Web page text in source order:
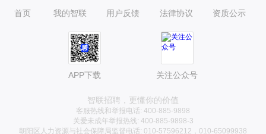
首页 我的智联 用户反馈 法律协议 资质公示
APP下载 关注公众号
智联招聘，更懂你的价值
客服热线和举报电话: 400-885-9898
关爱未成年举报热线: 400-885-9898-3
朝阳区人力资源与社会保障局监督电话: 010-57596212，010-65099938